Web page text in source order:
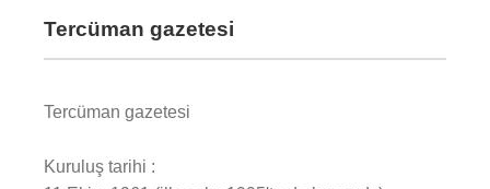
Tercüman gazetesi
Tercüman gazetesi
Kuruluş tarihi :